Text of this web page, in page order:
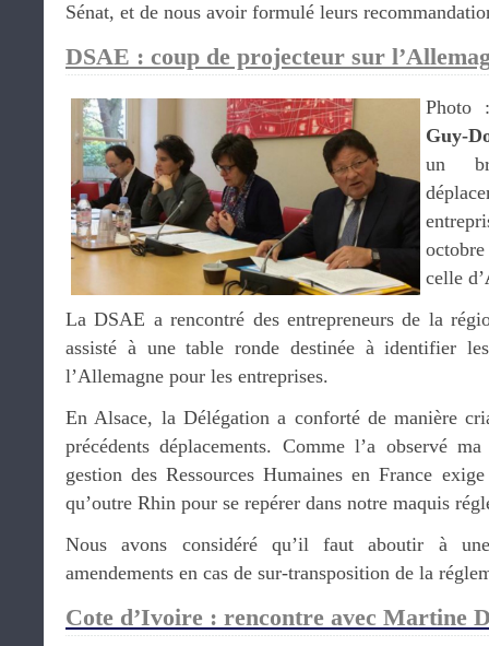
Sénat, et de nous avoir formulé leurs
DSAE : coup de projecteur sur
Photo
Guy-
un
celle d’
La DSAE a rencontré des entrepreneurs de la
assisté à une table ronde destinée à identifier
l’Allemagne pour les entreprises.
En Alsace, la Délégation a conforté de manière
précédents déplacements. Comme l’a observé
gestion des Ressources Humaines en France
qu’outre Rhin pour se repérer dans notre maquis
Nous avons considéré qu’il faut aboutir à
amendements en cas de sur-transposition de la
Cote d’Ivoire : rencontre avec Martine